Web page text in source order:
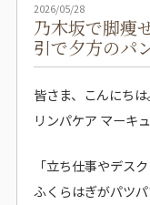
2026/05/28
乃木坂で脚痩
引で夕方のパ
皆さま、こんにちは
リンパケア マーキ
「立ち仕事やデス
ふくらはぎがパツ